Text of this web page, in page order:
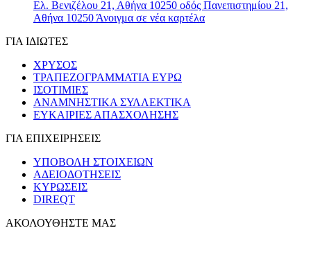
Ελ. Βενιζέλου 21, Αθήνα 10250 οδός Πανεπιστημίου 21,
Αθήνα 10250 Άνοιγμα σε νέα καρτέλα
ΓΙΑ ΙΔΙΩΤΕΣ
ΧΡΥΣΟΣ
ΤΡΑΠΕΖΟΓΡΑΜΜΑΤΙΑ ΕΥΡΩ
ΙΣΟΤΙΜΙΕΣ
ΑΝΑΜΝΗΣΤΙΚΑ ΣΥΛΛΕΚΤΙΚΑ
ΕΥΚΑΙΡΙΕΣ ΑΠΑΣΧΟΛΗΣΗΣ
ΓΙΑ ΕΠΙΧΕΙΡΗΣΕΙΣ
ΥΠΟΒΟΛΗ ΣΤΟΙΧΕΙΩΝ
ΑΔΕΙΟΔΟΤΗΣΕΙΣ
ΚΥΡΩΣΕΙΣ
DIREQT
ΑΚΟΛΟΥΘΗΣΤΕ ΜΑΣ